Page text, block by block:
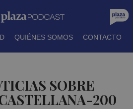
QUIÉNES SOMOS CONTACTO
SOBRE
200